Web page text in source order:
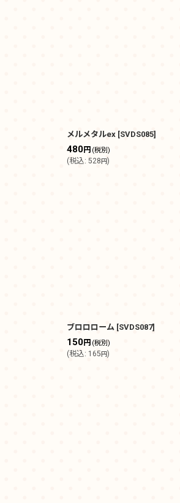
メルメタルex [SVDS085]
480円 (税別)
(税込: 528円)
ブロロローム [SVDS087]
150円 (税別)
(税込: 165円)